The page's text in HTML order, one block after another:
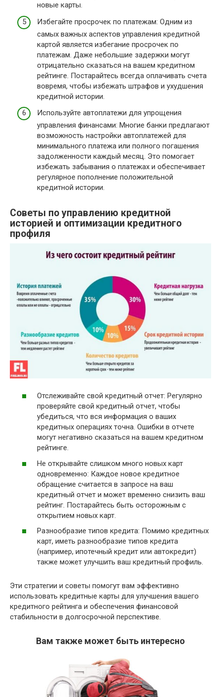
новые карты.
Избегайте просрочек по платежам: Одним из
самых важных аспектов управления кредитной
картой является избегание просрочек по
платежам. Даже небольшие задержки могут
отрицательно сказаться на вашем кредитном
рейтинге. Постарайтесь всегда оплачивать счета
вовремя, чтобы избежать штрафов и ухудшения
кредитной истории.
Используйте автоплатежи для упрощения
управления финансами: Многие банки предлагают
возможность настройки автоплатежей для
минимального платежа или полного погашения
задолженности каждый месяц. Это помогает
избежать забывания о платежах и обеспечивает
регулярное пополнение положительной
кредитной истории.
Советы по управлению кредитной
историей и оптимизации кредитного
профиля
Отслеживайте свой кредитный отчет: Регулярно
проверяйте свой кредитный отчет, чтобы
убедиться, что вся информация о ваших
кредитных операциях точна. Ошибки в отчете
могут негативно сказаться на вашем кредитном
рейтинге.
Не открывайте слишком много новых карт
одновременно: Каждое новое кредитное
обращение считается в запросе на ваш
кредитный отчет и может временно снизить ваш
рейтинг. Постарайтесь быть осторожным с
открытием новых карт.
Разнообразие типов кредита: Помимо кредитных
карт, иметь разнообразие типов кредита
(например, ипотечный кредит или автокредит)
также может улучшить ваш кредитный профиль.
Эти стратегии и советы помогут вам эффективно
использовать кредитные карты для улучшения вашего
кредитного рейтинга и обеспечения финансовой
стабильности в долгосрочной перспективе.
Вам также может быть интересно